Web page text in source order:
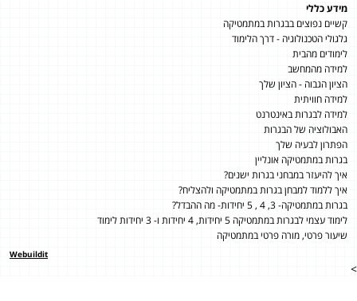
מידע כללי
קשיים נפוצים בבגרות במתמטיקה
גלגולי הטכנולוגיה - דרך הלימוד
לימודים מהבית
למידה מהמחשב
הציון הגבוה - הציון שלך
למידה חוויתית
למידה לבגרות באינטרנט
האבולוציה של הבגרות
הפתרון לבעיה שלך
בגרות במתמטיקה אונליין
איך להיעזר במבחני בגרות ישנים?
איך ללמוד למבחן בגרות במתמטיקה ולהצליח?
בגרות במתמטיקה- 3, 4 , 5 יחידות- מה ההבדל?
לימוד עצמי לבגרות במתמטיקה 5 יחידות, 4 יחידות ו- 3 יחידות לימוד
שיעור פרטי, מורה פרטי במתמטיקה
Webuildit
>